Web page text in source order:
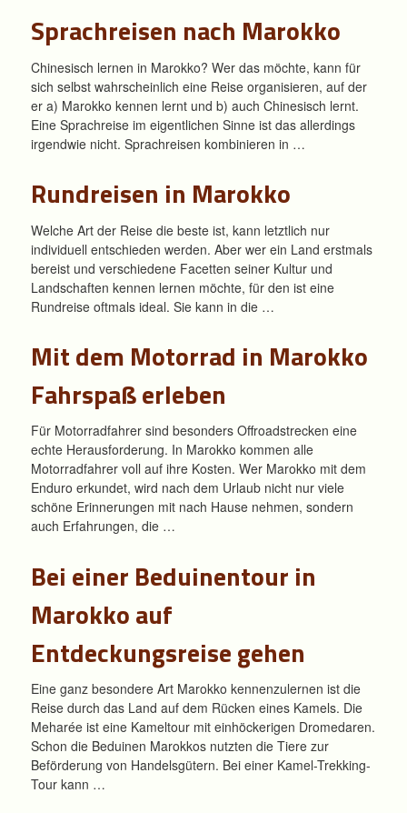
Sprachreisen nach Marokko
Chinesisch lernen in Marokko? Wer das möchte, kann für
sich selbst wahrscheinlich eine Reise organisieren, auf der
er a) Marokko kennen lernt und b) auch Chinesisch lernt.
Eine Sprachreise im eigentlichen Sinne ist das allerdings
irgendwie nicht. Sprachreisen kombinieren in …
Rundreisen in Marokko
Welche Art der Reise die beste ist, kann letztlich nur
individuell entschieden werden. Aber wer ein Land erstmals
bereist und verschiedene Facetten seiner Kultur und
Landschaften kennen lernen möchte, für den ist eine
Rundreise oftmals ideal. Sie kann in die …
Mit dem Motorrad in Marokko
Fahrspaß erleben
Für Motorradfahrer sind besonders Offroadstrecken eine
echte Herausforderung. In Marokko kommen alle
Motorradfahrer voll auf ihre Kosten. Wer Marokko mit dem
Enduro erkundet, wird nach dem Urlaub nicht nur viele
schöne Erinnerungen mit nach Hause nehmen, sondern
auch Erfahrungen, die …
Bei einer Beduinentour in
Marokko auf
Entdeckungsreise gehen
Eine ganz besondere Art Marokko kennenzulernen ist die
Reise durch das Land auf dem Rücken eines Kamels. Die
Meharée ist eine Kameltour mit einhöckerigen Dromedaren.
Schon die Beduinen Marokkos nutzten die Tiere zur
Beförderung von Handelsgütern. Bei einer Kamel-Trekking-
Tour kann …